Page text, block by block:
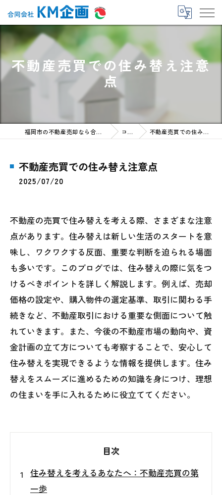
不動産売買での住み替え注意
点
福岡市の不動産売却なら合同会社KM企画 コラム 不動産売買での住み替え注意点
不動産売買での住み替え注意点
2025/07/20
不動産の売買で住み替えを考える際、さまざまな注意
点があります。住み替えは新しい生活のスタートを意
味し、ワクワクする反面、重要な判断を迫られる場面
も多いです。このブログでは、住み替えの際に気をつ
けるべきポイントを詳しく解説します。例えば、売却
価格の設定や、購入物件の選定基準、取引に関わる手
続きなど、不動産取引における重要な側面について触
れていきます。また、今後の不動産市場の動向や、資
金計画の立て方についても考察することで、安心して
住み替えを実現できるような情報を提供します。住み
替えをスムーズに進めるための知識を身につけ、理想
の住まいを手に入れるために役立ててください。
目次
住み替えを考えるあなたへ：不動産売買の第
一歩